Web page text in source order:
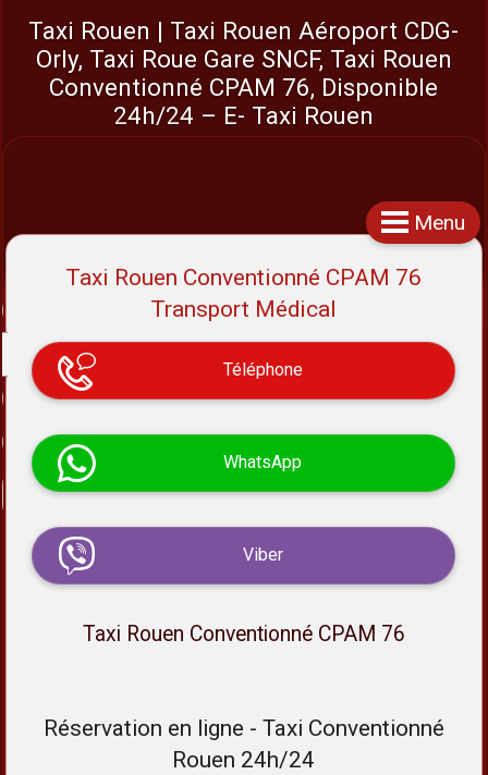
Taxi Rouen | Taxi Rouen Aéroport CDG-
Orly, Taxi Roue Gare SNCF, Taxi Rouen
Conventionné CPAM 76, Disponible
24h/24 – E- Taxi Rouen
Menu
Taxi Rouen Conventionné CPAM 76
Transport Médical
Téléphone
WhatsApp
Viber
Taxi Rouen Conventionné CPAM 76
Réservation en ligne - Taxi Conventionné
Rouen 24h/24